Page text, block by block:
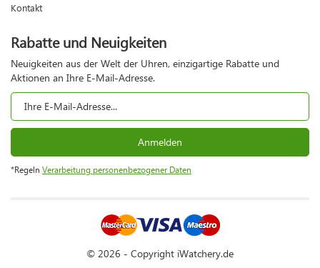
Kontakt
Rabatte und Neuigkeiten
Neuigkeiten aus der Welt der Uhren, einzigartige Rabatte und
Aktionen an Ihre E-Mail-Adresse.
Anmelden
*Regeln Verarbeitung personenbezogener Daten
© 2026 - Copyright iWatchery.de